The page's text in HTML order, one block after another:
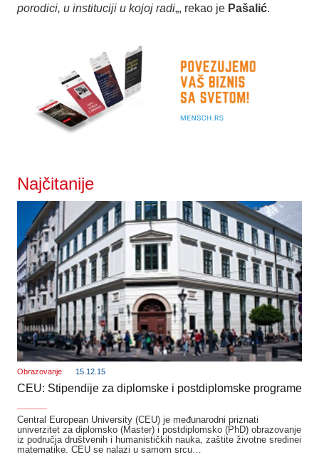
porodici, u instituciji u kojoj radi„, rekao je Pašalić.
Najčitanije
Obrazovanje 15.12.15
CEU: Stipendije za diplomske i postdiplomske programe
Central European University (CEU) je međunarodni priznati
univerzitet za diplomsko (Master) i postdiplomsko (PhD) obrazovanje
iz područja društvenih i humanističkih nauka, zaštite životne sredinei
matematike. CEU se nalazi u samom srcu…